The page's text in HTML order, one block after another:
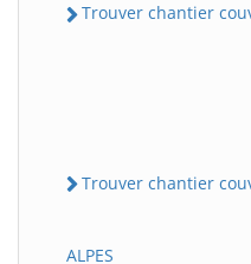
Trouver chantier
Trouver chantier
ALPES